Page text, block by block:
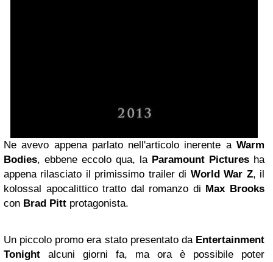
Ne avevo appena parlato nell'articolo inerente a Warm
Bodies, ebbene eccolo qua, la Paramount Pictures ha
appena rilasciato il primissimo trailer di World War Z, il
kolossal apocalittico tratto dal romanzo di Max Brooks
con Brad Pitt protagonista.
Un piccolo promo era stato presentato da Entertainment
Tonight alcuni giorni fa, ma ora è possibile poter